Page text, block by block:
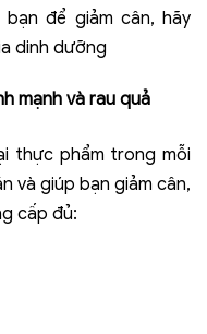
để giảm cân, hãy
dinh dưỡng
mạnh và rau quả
thực phẩm trong mỗi
và giúp bạn giảm cân,
cấp đủ: